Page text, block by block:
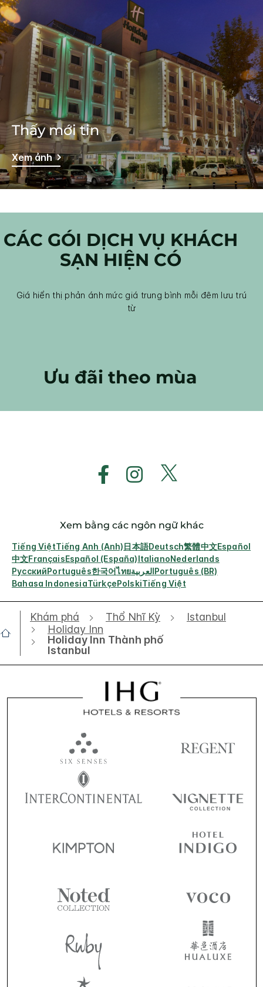
Thấy mới tin
Xem ảnh
CÁC GÓI DỊCH VỤ KHÁCH
SẠN HIỆN CÓ
Giá hiển thị phản ánh mức giá trung bình mỗi đêm lưu trú
từ
Ưu đãi theo mùa
Xem bằng các ngôn ngữ khác
Tiếng ViệtTiếng Anh (Anh)日本語Deutsch繁體中文Español
中文FrançaisEspañol (España)ItalianoNederlands
РусскийPortuguês한국어ไทยالعربيةPortuguês (BR)
Bahasa IndonesiaTürkçePolskiTiếng Việt
Khám phá Thổ Nhĩ Kỳ
Istanbul
Holiday Inn
Holiday Inn Thành phố
Istanbul